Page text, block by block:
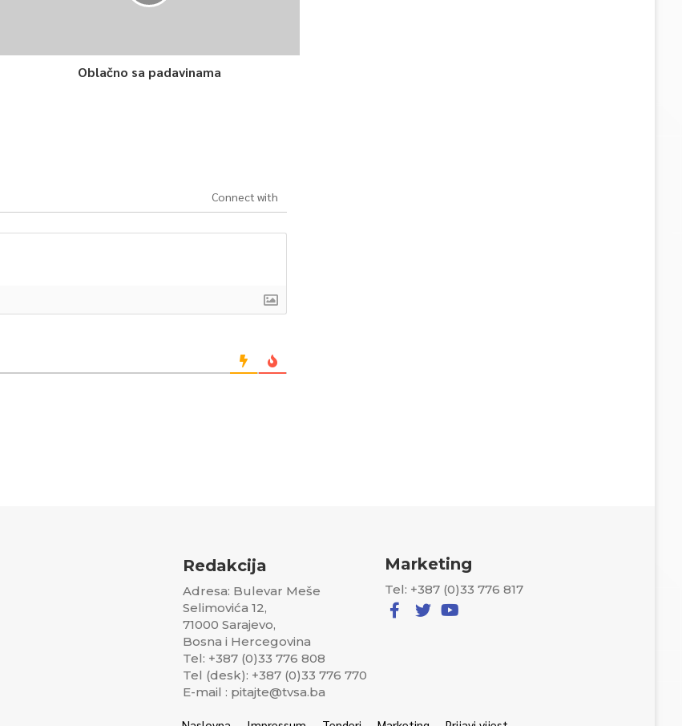
Oblačno sa padavinama
Connect with
Redakcija
Adresa: Bulevar Meše
Selimovića 12,
71000 Sarajevo,
Bosna i Hercegovina
Tel: +387 (0)33 776 808
Tel (desk): +387 (0)33 776 770
E-mail : pitajte@tvsa.ba
Marketing
Tel: +387 (0)33 776 817